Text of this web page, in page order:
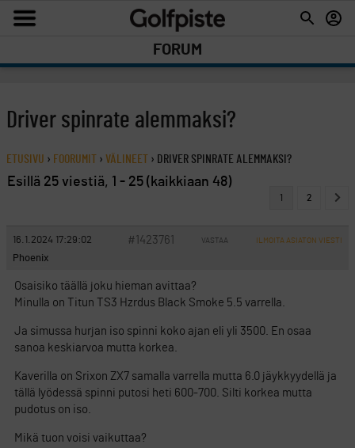
FORUM
Driver spinrate alemmaksi?
ETUSIVU › FOORUMIT › VÄLINEET › DRIVER SPINRATE ALEMMAKSI?
Esillä 25 viestiä, 1 - 25 (kaikkiaan 48)
1 2
16.1.2024 17:29:02 #1423761 VASTAA ILMOITA ASIATON VIESTI
Phoenix
Osaisiko täällä joku hieman avittaa?
Minulla on Titun TS3 Hzrdus Black Smoke 5.5 varrella.
Ja simussa hurjan iso spinni koko ajan eli yli 3500. En osaa
sanoa keskiarvoa mutta korkea.
Kaverilla on Srixon ZX7 samalla varrella mutta 6.0 jäykkyydellä ja
tällä lyödessä spinni putosi heti 600-700. Silti korkea mutta
pudotus on iso.
Mikä tuon voisi vaikuttaa?